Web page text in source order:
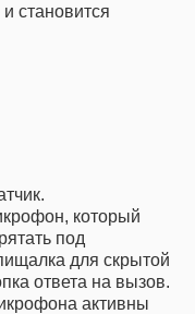
становится
который
под
для скрытой
ответа на вызов.
активны